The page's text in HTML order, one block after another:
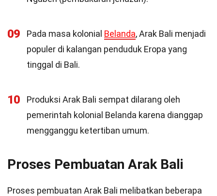
09 Pada masa kolonial Belanda, Arak Bali menjadi
populer di kalangan penduduk Eropa yang
tinggal di Bali.
10
Produksi Arak Bali sempat dilarang oleh
pemerintah kolonial Belanda karena dianggap
mengganggu ketertiban umum.
Proses Pembuatan Arak Bali
Proses pembuatan Arak Bali melibatkan beberapa